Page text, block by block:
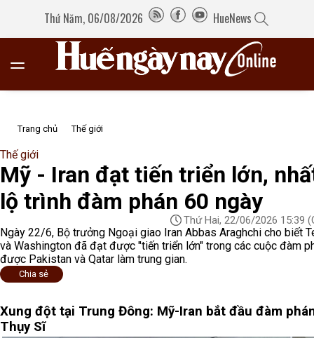
Thứ Năm, 06/08/2026 HueNews
Trang chủ Thế giới
Thế giới
Mỹ - Iran đạt tiến triển lớn,
lộ trình đàm phán 60 ngày
Thứ Hai, 22/06/2026 15:39
Ngày 22/6, Bộ trưởng Ngoại giao Iran Abbas Araghchi cho biết
và Washington đã đạt được "tiến triển lớn" trong các cuộc đàm
được Pakistan và Qatar làm trung gian.
Chia sẻ
Xung đột tại Trung Đông: Mỹ-Iran bắt đầu đàm
Thụy Sĩ